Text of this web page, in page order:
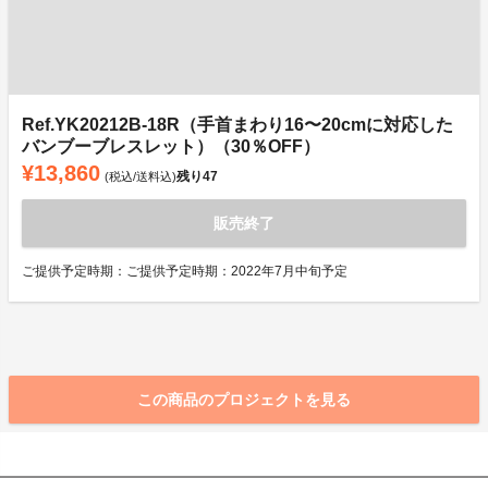
Ref.YK20212B-18R（手首まわり16〜20cmに対応した
バンブーブレスレット）（30％OFF）
¥13,860 (税込/送料込)残り47
販売終了
ご提供予定時期：ご提供予定時期：2022年7月中旬予定
この商品のプロジェクトを見る